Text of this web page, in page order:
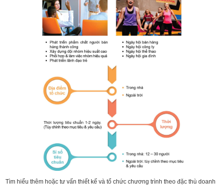
Tìm hiểu thêm hoặc tư vấn thiết kế và tổ chức chương trình theo đặc thù doanh